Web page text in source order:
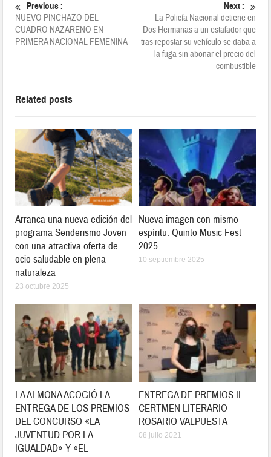
Previous :
NUEVO PINCHAZO DEL
CUADRO NAZARENO EN
PRIMERA NACIONAL FEMENINA
Next :
La Policía Nacional detiene en
Dos Hermanas a un estafador que
tras repostar su vehículo se daba a
la fuga sin abonar el precio del
combustible
Related posts
Arranca una nueva edición del
programa Senderismo Joven
con una atractiva oferta de
ocio saludable en plena
naturaleza
23 octubre 2025
Nueva imagen con mismo
espíritu: Quinto Music Fest
2025
10 septiembre 2025
LA ALMONA ACOGIÓ LA
ENTREGA DE LOS PREMIOS
DEL CONCURSO «LA
JUVENTUD POR LA
IGUALDAD» Y «EL
ENTREGA DE PREMIOS II
CERTMEN LITERARIO
ROSARIO VALPUESTA
08 julio 2021